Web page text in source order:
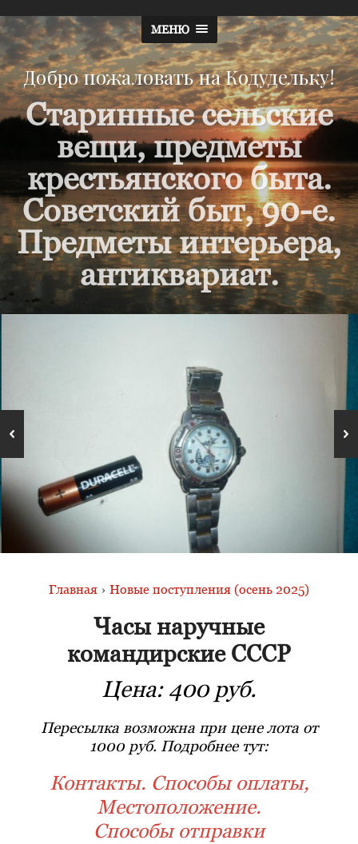
МЕНЮ
Добро пожаловать на Кодудельку!
Старинные сельские
вещи, предметы
крестьянского быта.
Советский быт, 90-е.
Предметы интерьера,
антиквариат.
Главная › Новые поступления (осень 2025)
Часы наручные
командирские СССР
Цена: 400 руб.
Пересылка возможна при цене лота от
1000 руб. Подробнее тут:
Контакты. Способы оплаты,
Местоположение.
Способы отправки